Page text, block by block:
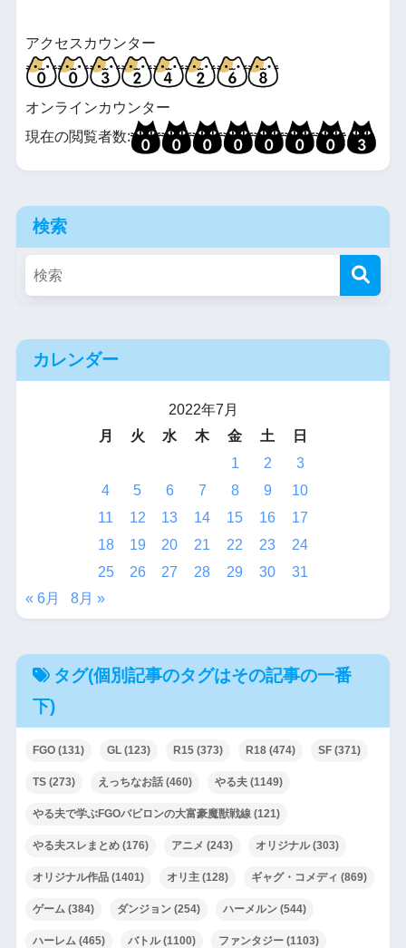
アクセスカウンター
オンラインカウンター
現在の閲覧者数:
検索
カレンダー
2022年7月
月
火 水 木 金 土
日
1
2
3
4
5 6 7 8 9
10
11
12 13 14 15 16
17
18
19 20 21 22 23
24
25
26 27 28 29 30
31
« 6月
8月 »
タグ(個別記事のタグはその記事の一番
下)
FGO(131) GL(123) R15(373) R18(474) SF(371)
TS(273) えっちなお話(460) やる夫(1149)
やる夫で学ぶFGOバビロンの大富豪魔獣戦線(121)
やる夫スレまとめ(176) アニメ (243) オリジナル(303)
オリジナル作品(1401) オリ主(128) ギャグ・コメディ (869)
ゲーム (384) ダンジョン(254) ハーメルン(544)
ハーレム (465) バトル(1100) ファンタジー(1103)